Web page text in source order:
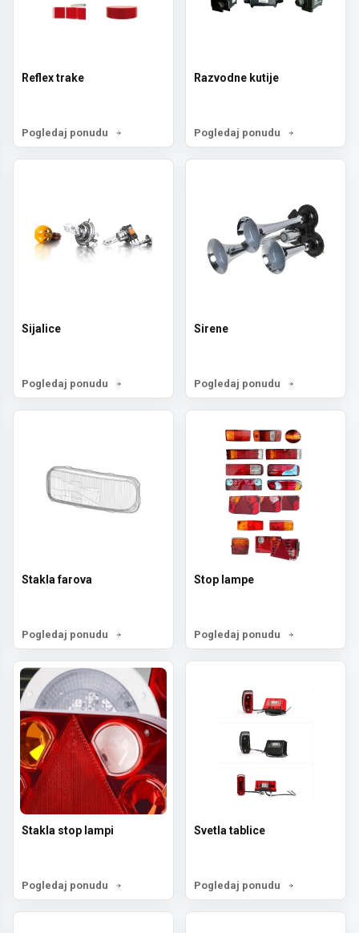
Reflex trake
Pogledaj ponudu
Razvodne kutije
Pogledaj ponudu
Sijalice
Pogledaj ponudu
Sirene
Pogledaj ponudu
Stakla farova
Pogledaj ponudu
Stop lampe
Pogledaj ponudu
Stakla stop lampi
Pogledaj ponudu
Svetla tablice
Pogledaj ponudu